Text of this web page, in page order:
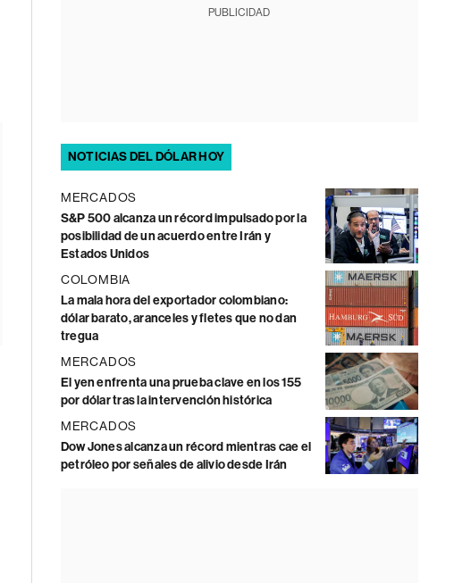
PUBLICIDAD
NOTICIAS DEL DÓLAR HOY
MERCADOS
S&P 500 alcanza un récord impulsado por la
posibilidad de un acuerdo entre Irán y
Estados Unidos
COLOMBIA
La mala hora del exportador colombiano:
dólar barato, aranceles y fletes que no dan
tregua
MERCADOS
El yen enfrenta una prueba clave en los 155
por dólar tras la intervención histórica
MERCADOS
Dow Jones alcanza un récord mientras cae el
petróleo por señales de alivio desde Irán